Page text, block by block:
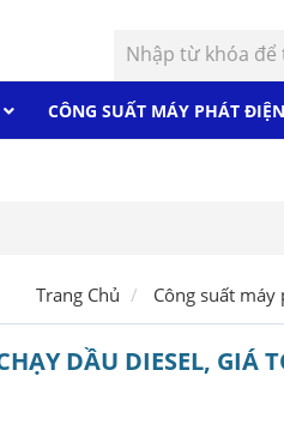
CÔNG SUẤT MÁY PHÁT ĐIỆN
Trang Chủ Công suất máy
DẦU DIESEL, GIÁ